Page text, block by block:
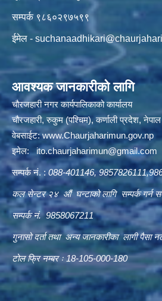
सम्पर्क ९८६०२९७५९९
ईमेल -
आवश्यक जानकारीको लागि
चौरजहारी नगर कार्यपालिकाको कार्यालय
चौरजहारी, रुकुम (पश्चिम), कर्णाली प्रदेश, नेपाल
वेबसाईट:www.Chaurjaharimun.gov.np
इमेल:ito.chaurjaharimun@gmail.com
सम्पर्क नं. : 088-401146,
कल सेन्टर २४ औं घन्टाको लागि सम्पर्क गर्न
सम्पर्क नं. 9858067211
गुनासो दर्ता तथा अन्य जानकारीका लागी पैसा
टोल फ्रि नम्बर ः 18-105-000-180